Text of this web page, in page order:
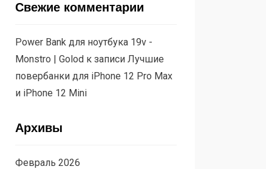
Свежие комментарии
Power Bank для ноутбука 19v -
Monstro | Golodк записи Лучшие
повербанки для iPhone 12 Pro Max
и iPhone 12 Mini
Архивы
Февраль 2026